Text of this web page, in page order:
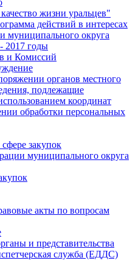
жизни уральцев"
действий в интересах
муниципального округа
2017 годы
и Комиссий
органов местного
подлежащие
координат
обработки персональных
сфере закупок
муниципального округа
акты по вопросам
и представительства
служба (ЕДДС)